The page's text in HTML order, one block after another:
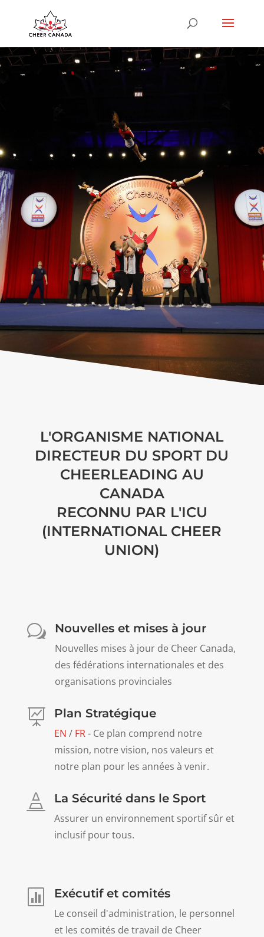
L'ORGANISME NATIONAL
DIRECTEUR DU SPORT DU
CHEERLEADING AU
CANADA
RECONNU PAR L'ICU
(INTERNATIONAL CHEER
UNION)
w Nouvelles et mises à jour
Nouvelles mises à jour de Cheer Canada,
des fédérations internationales et des
organisations provinciales
 Plan Stratégique
EN / FR- Ce plan comprend notre
mission, notre vision, nos valeurs et
notre plan pour les années à venir.
 La Sécurité dans le Sport
Assurer un environnement sportif sûr et
inclusif pour tous.
 Exécutif et comités
Le conseil d'administration, le personnel
et les comités de travail de Cheer